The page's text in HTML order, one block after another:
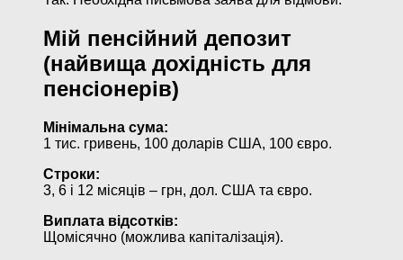
Мій пенсійний депозит
(найвища дохідність для
пенсіонерів)
Мінімальна сума:
1 тис. гривень, 100 доларів США, 100 євро.
Строки:
3, 6 і 12 місяців – грн, дол. США та євро.
Виплата відсотків:
Щомісячно (можлива капіталізація).